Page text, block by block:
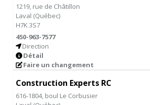
1219, rue de Châtillon
Laval (Québec)
H7K 3S7
450-963-7577
Direction
Détail
Faire un changement
Construction Experts RC
616-1804, boul Le Corbusier